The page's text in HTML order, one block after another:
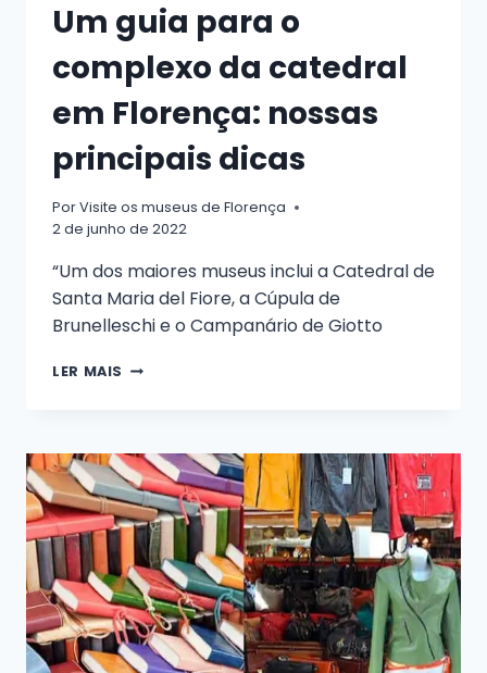
Um guia para o
complexo da catedral
em Florença: nossas
principais dicas
PorVisite os museus de Florença
2 de junho de 2022
“Um dos maiores museus inclui a Catedral de
Santa Maria del Fiore, a Cúpula de
Brunelleschi e o Campanário de Giotto
LER MAIS UM
COMPLEXO
DA
CATEDRAL
EM
FLORENÇA:
NOSSAS
PRINCIPAIS
DICAS